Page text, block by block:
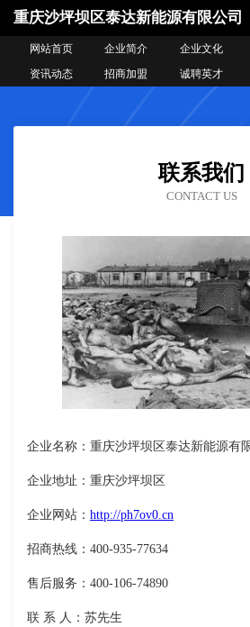
重庆沙坪坝区泰达新能源有限公司
网站首页 企业简介 企业文化
资讯动态
招商加盟 诚聘英才
联系我们
CONTACT US
企业名称：重庆沙坪坝区泰达新能源有
企业地址：重庆沙坪坝区
企业网站： http://ph7ov0.cn
招商热线：400-935-77634
售后服务：400-106-74890
联 系 人：苏先生